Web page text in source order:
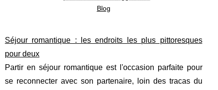
Blog
Séjour romantique : les endroits les plus pittoresques
pour deux
Partir en séjour romantique est l'occasion parfaite pour
se reconnecter avec son partenaire, loin des tracas du